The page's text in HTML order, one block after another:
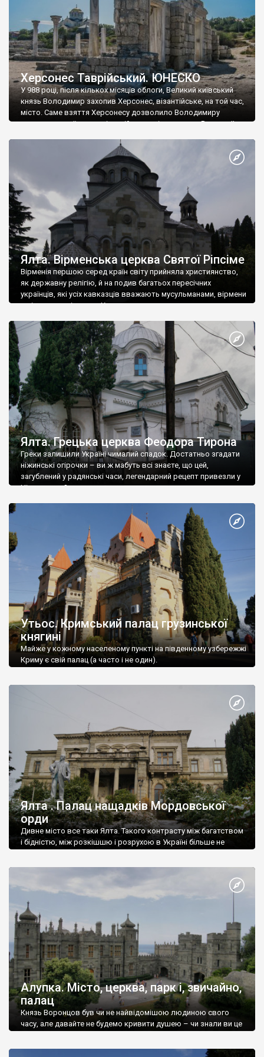
Херсонес Таврійський. ЮНЕСКО
У 988 році, після кількох місяців облоги, Великий київський
князь Володимир захопив Херсонес, візантійське, на той час,
місто. Саме взяття Херсонесу дозволило Володимиру
диктувати свої умови візантійському імператору Василю ІІ, та
Херсонесі Володимир-язичник, став Василем-християнином.
А потім було Хрещення Русі. На честь Херсонесу Таврійського
Ялта. Вірменська церква Святої Ріпсіме
Вірменія першою серед країн світу прийняла християнство,
як державну релігію, й на подив багатьох пересічних
українців, які усіх кавказців вважають мусульманами, вірмени
є відданими вірянами Христа
Ялта. Грецька церква Феодора Тирона
Греки залишили Україні чималий спадок. Достатньо згадати
ніжинські огірочки – ви ж мабуть всі знаєте, що цей,
загублений у радянські часи, легендарний рецепт привезли у
Ніжин греки?
Утьос. Кримський палац грузинської
княгині
Майже у кожному населеному пункті на південному узбережжі
Криму є свій палац (а часто і не один).
Ялта . Палац нащадків Мордовської
орди
Дивне місто все таки Ялта. Такого контрасту між багатством
і бідністю, між розкішшю і розрухою в Україні більше не
Алупка. Місто, церква, парк і, звичайно,
палац
Князь Воронцов був чи не найвідомішою людиною свого
часу, але давайте не будемо кривити душею – чи знали ви це